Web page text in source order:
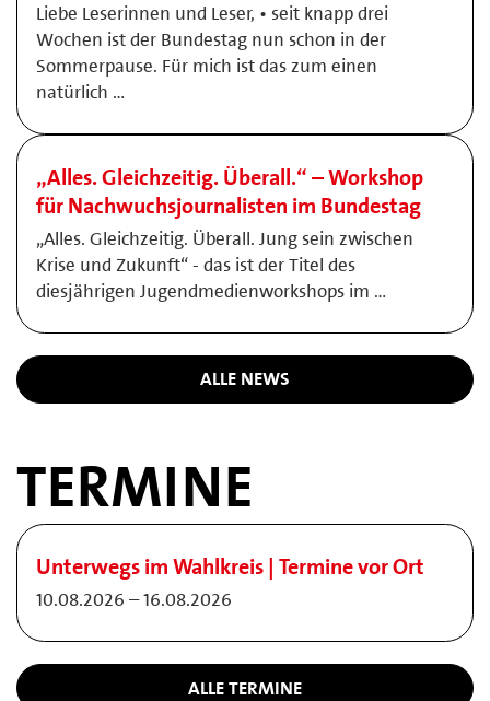
Liebe Leserinnen und Leser, • seit knapp drei
Wochen ist der Bundestag nun schon in der
Sommerpause. Für mich ist das zum einen
natürlich …
„Alles. Gleichzeitig. Überall.“ – Workshop
für Nachwuchsjournalisten im Bundestag
„Alles. Gleichzeitig. Überall. Jung sein zwischen
Krise und Zukunft“ - das ist der Titel des
diesjährigen Jugendmedienworkshops im …
ALLE NEWS
TERMINE
Unterwegs im Wahlkreis | Termine vor Ort
10.08.2026 – 16.08.2026
ALLE TERMINE